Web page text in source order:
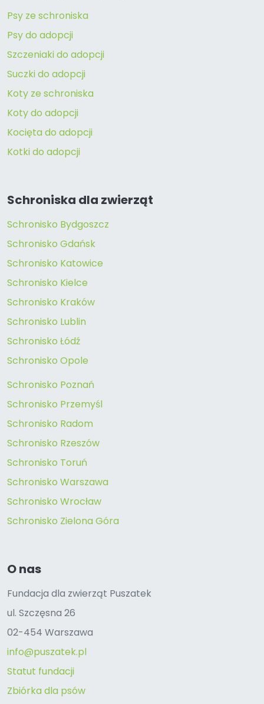
Psy ze schroniska
Psy do adopcji
Szczeniaki do adopcji
Suczki do adopcji
Koty ze schroniska
Koty do adopcji
Kocięta do adopcji
Kotki do adopcji
Schroniska dla zwierząt
Schronisko Bydgoszcz
Schronisko Gdańsk
Schronisko Katowice
Schronisko Kielce
Schronisko Kraków
Schronisko Lublin
Schronisko Łódź
Schronisko Opole
Schronisko Poznań
Schronisko Przemyśl
Schronisko Radom
Schronisko Rzeszów
Schronisko Toruń
Schronisko Warszawa
Schronisko Wrocław
Schronisko Zielona Góra
O nas
Fundacja dla zwierząt Puszatek
ul. Szczęsna 26
02-454 Warszawa
info@puszatek.pl
Statut fundacji
Zbiórka dla psów